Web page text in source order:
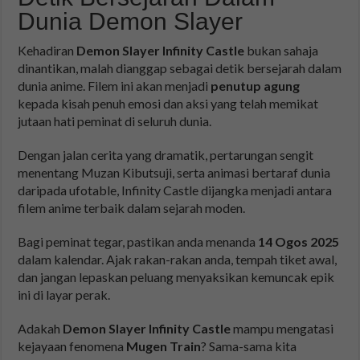
Dunia Demon Slayer
Kehadiran Demon Slayer Infinity Castle bukan sahaja
dinantikan, malah dianggap sebagai detik bersejarah dalam
dunia anime. Filem ini akan menjadi penutup agung
kepada kisah penuh emosi dan aksi yang telah memikat
jutaan hati peminat di seluruh dunia.
Dengan jalan cerita yang dramatik, pertarungan sengit
menentang Muzan Kibutsuji, serta animasi bertaraf dunia
daripada ufotable, Infinity Castle dijangka menjadi antara
filem anime terbaik dalam sejarah moden.
Bagi peminat tegar, pastikan anda menanda 14 Ogos 2025
dalam kalendar. Ajak rakan-rakan anda, tempah tiket awal,
dan jangan lepaskan peluang menyaksikan kemuncak epik
ini di layar perak.
Adakah Demon Slayer Infinity Castlemampu mengatasi
kejayaan fenomena Mugen Train? Sama-sama kita